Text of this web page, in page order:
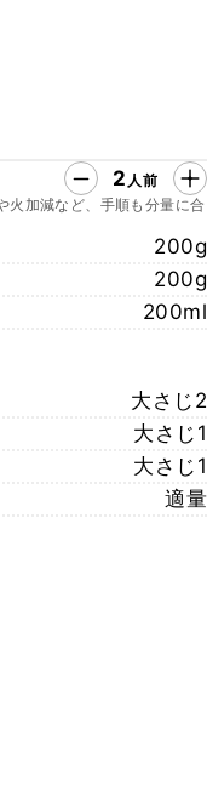
2 人前
火加減など、手順も分量に合
200g
200g
200ml
大さじ2
大さじ1
大さじ1
適量